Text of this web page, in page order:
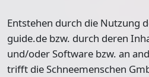
Entstehen durch die Nutzung
guide.de bzw. durch deren
und/oder Software bzw. an
trifft die Schneemenschen